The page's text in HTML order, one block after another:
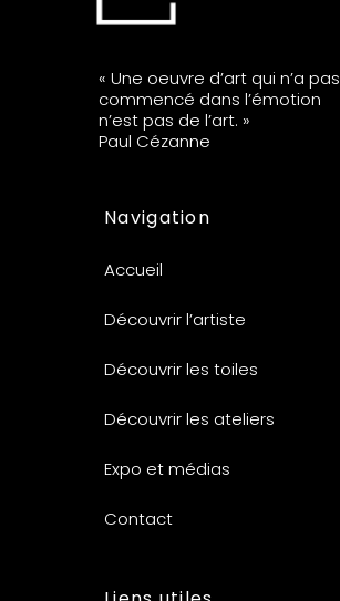
« Une oeuvre d’art qui n’a pas
commencé dans l’émotion
n’est pas de l’art. »
Paul Cézanne
Navigation
Accueil
Découvrir l’artiste
Découvrir les toiles
Découvrir les ateliers
Expo et médias
Contact